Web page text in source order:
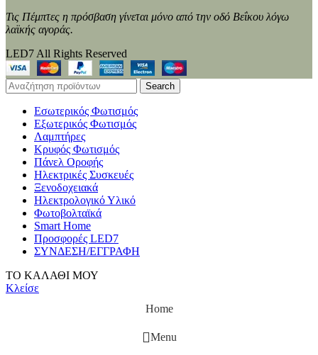
Τις Πέμπτες η πρόσβαση γίνεται μόνο από την οδό Βεΐκου λόγω
λαϊκής αγοράς.
LED7 All Rights Reserved
Search
Εσωτερικός Φωτισμός
Εξωτερικός Φωτισμός
Λαμπτήρες
Κρυφός Φωτισμός
Πάνελ Οροφής
Ηλεκτρικές Συσκευές
Ξενοδοχειακά
Ηλεκτρολογικό Υλικό
Φωτοβολταϊκά
Smart Home
Προσφορές LED7
ΣΥΝΔΕΣΗ/ΕΓΓΡΑΦΗ
ΤΟ ΚΑΛΑΘΙ ΜΟΥ
Κλείσε
Home
Menu